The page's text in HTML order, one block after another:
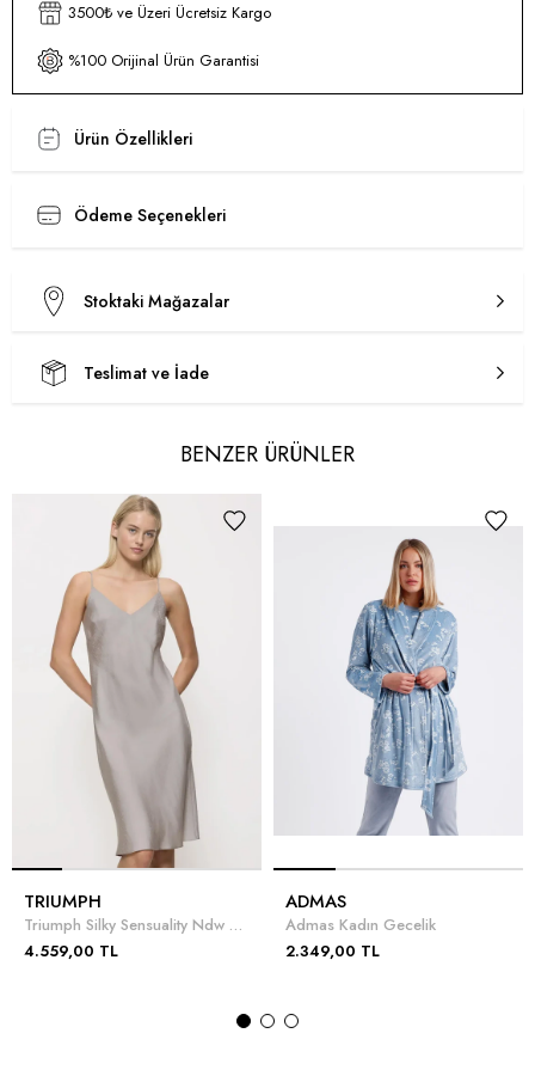
3500₺ ve Üzeri Ücretsiz Kargo
%100 Orijinal Ürün Garantisi
Ürün Özellikleri
Ödeme Seçenekleri
Stoktaki Mağazalar
Teslimat ve İade
BENZER ÜRÜNLER
TRIUMPH
Triumph Silky Sensuality Ndw X 01 Gecelik
4.559,00 TL
ADMAS
Admas Kadın Gecelik
2.349,00 TL